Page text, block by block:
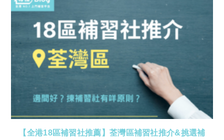
【全港18區補習社推薦】荃灣區補習社推介&挑選補